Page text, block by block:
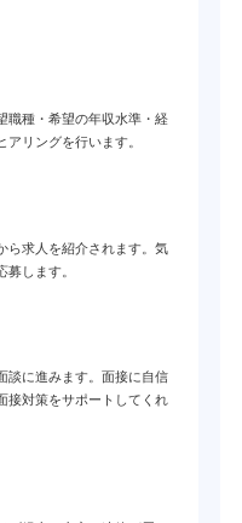
職種・希望の年収水準・経
リングを行います。
ら求人を紹介されます。気
します。
談に進みます。面接に自信
接対策をサポートしてくれ